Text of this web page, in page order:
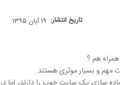
تاریخ انتشار: ۱۹ آبان ۱۳۹۵